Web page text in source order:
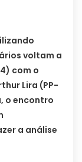
voltam a
com o
Lira (PP-
o encontro
a análise